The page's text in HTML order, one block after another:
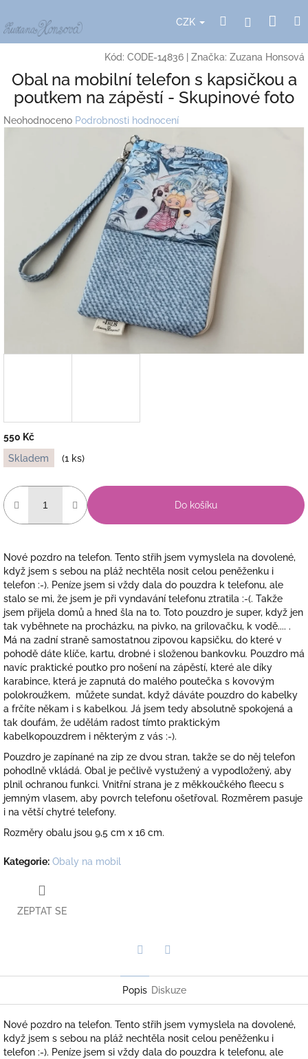
na
obsah
CZK HledatPřihlášení
Kód: CODE-14836 Značka: Zuzana Honsová
Obal na mobilní telefon s kapsičkou a
poutkem na zápěstí - Skupinové foto
Průměrné
Neohodnoceno Podrobnosti hodnocení
550 Kč
Měrná
cena:
Skladem (1 ks)
Do košíku
Nové pozdro na telefon. Tento střih jsem vymyslela na dovolené,
když jsem s sebou na pláž nechtěla nosit celou peněženku i
telefon :-). Peníze jsem si vždy dala do pouzdra k telefonu, ale
stalo se mi, že jsem je při vyndavání telefonu ztratila :-(. Takže
jsem přijela domů a hned šla na to. Toto pouzdro je super, když jen
tak vyběhnete na procházku, na pivko, na grilovačku, k vodě.... .
Má na zadní straně samostatnou zipovou kapsičku, do které v
pohodě dáte klíče, kartu, drobné i složenou bankovku. Pouzdro má
navíc praktické poutko pro nošení na zápěstí, které ale díky
karabince, která je zapnutá do malého poutečka s kovovým
polokroužkem, můžete sundat, když dáváte pouzdro do kabelky
a frčíte někam i s kabelkou. Já jsem tedy absolutně spokojená a
tak doufám, že udělám radost tímto praktickým
kabelkopouzdrem i některým z vás :-).
Pouzdro je zapínané na zip ze dvou stran, takže se do něj telefon
pohodlně vkládá. Obal je pečlivě vystužený a vypodložený, aby
plnil ochranou funkci. Vnitřní strana je z měkkoučkého fleecu s
jemným vlasem, aby povrch telefonu ošetřoval. Rozměrem pasuje
i na větší chytré telefony.
Rozměry obalu jsou 9,5 cm x 16 cm.
Kategorie: Obaly na mobil
ZEPTAT SE
Popis Diskuze
Nové pozdro na telefon. Tento střih jsem vymyslela na dovolené,
když jsem s sebou na pláž nechtěla nosit celou peněženku i
telefon :-). Peníze jsem si vždy dala do pouzdra k telefonu, ale